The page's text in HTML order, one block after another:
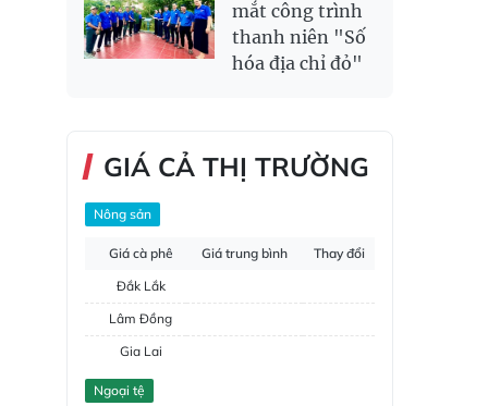
mắt công trình
thanh niên "Số
hóa địa chỉ đỏ"
GIÁ CẢ THỊ TRƯỜNG
Nông sản
Giá cà phê Giá trung bình
Thay đổi
Đắk Lắk
Lâm Đồng
Gia Lai
Đắk Nông
Ngoại tệ